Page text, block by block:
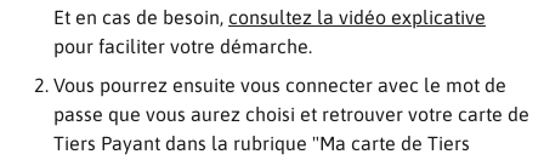
Et en cas de besoin, consultez la vidéo explicative
pour faciliter votre démarche.
Vous pourrez ensuite vous connecter avec le mot de
passe que vous aurez choisi et retrouver votre carte de
Tiers Payant dans la rubrique "Ma carte de Tiers